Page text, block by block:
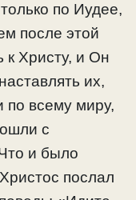
по Иудее,
после этой
к Христу, и Он
их,
по всему миру,
с
и было
послал